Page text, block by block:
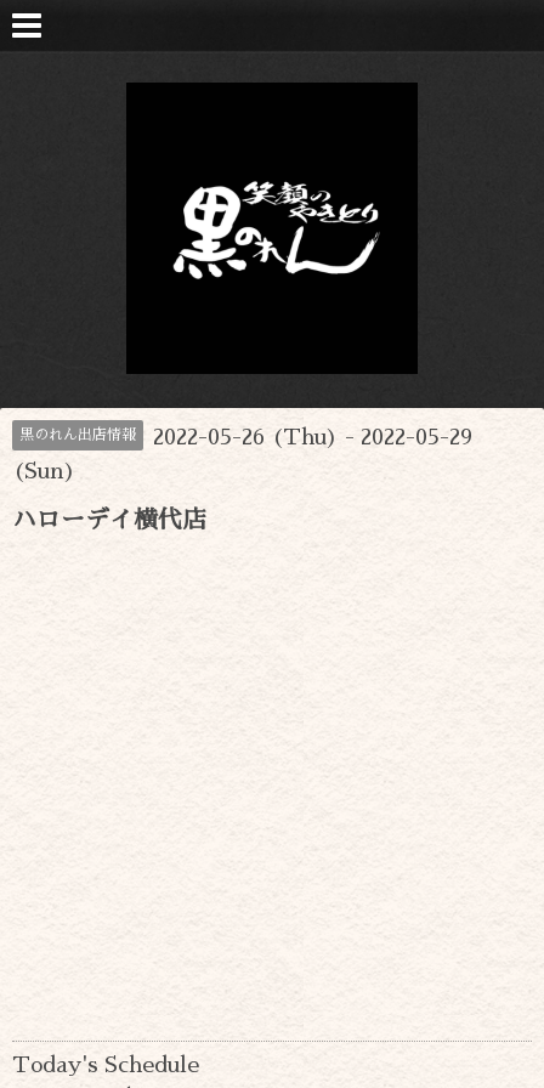
黒のれん出店情報
2022-05-26 (Thu) - 2022-05-29
(Sun)
ハローデイ横代店
Today's Schedule